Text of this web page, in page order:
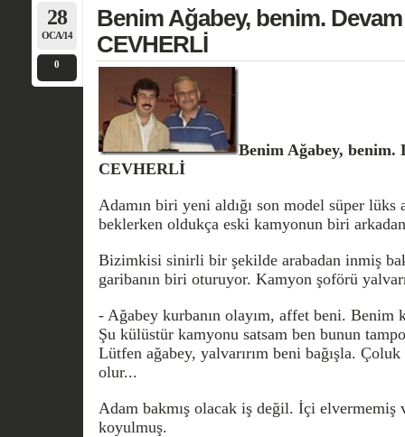
28
OCA/14
0
Benim Ağabey, benim.
CEVHERLİ
Benim Ağabey, benim.
CEVHERLİ
Adamın biri yeni aldığı son model süper lüks
beklerken oldukça eski kamyonun biri
Bizimkisi sinirli bir şekilde arabadan inmiş
garibanın biri oturuyor. Kamyon şoförü
- Ağabey kurbanın olayım, affet beni. Benim
Şu külüstür kamyonu satsam ben bunun
Lütfen ağabey, yalvarırım beni bağışla.
olur...
Adam bakmış olacak iş değil. İçi elvermemiş
koyulmuş.